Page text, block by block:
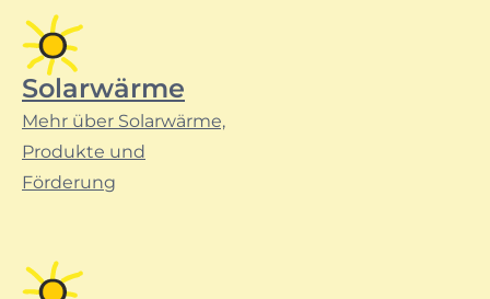
Solarwärme
Mehr über Solarwärme,
Produkte und
Förderung